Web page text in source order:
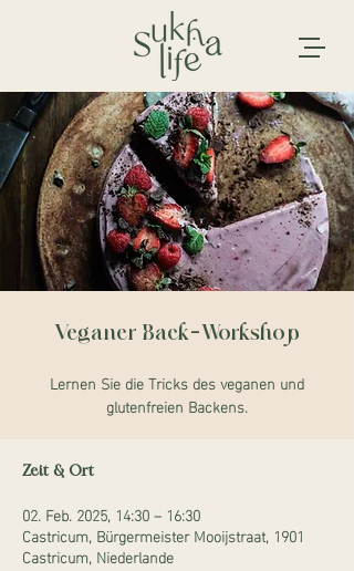
Veganer Back-Workshop
Lernen Sie die Tricks des veganen und
glutenfreien Backens.
Zeit & Ort
02. Feb. 2025, 14:30 – 16:30
Castricum, Bürgermeister Mooijstraat, 1901
Castricum, Niederlande